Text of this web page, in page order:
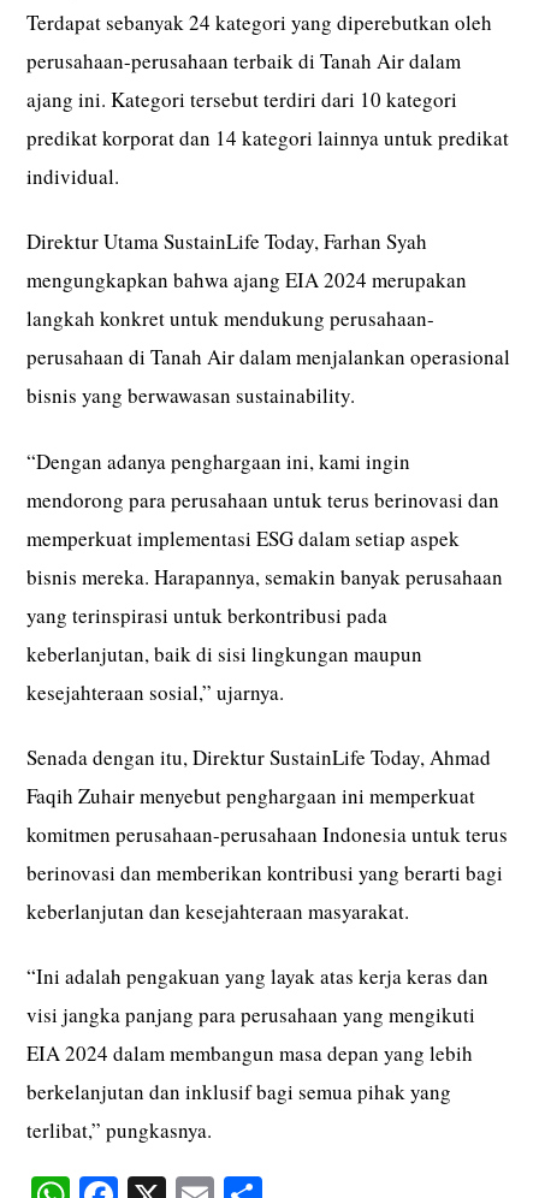
Terdapat sebanyak 24 kategori yang diperebutkan oleh
perusahaan-perusahaan terbaik di Tanah Air dalam
ajang ini. Kategori tersebut terdiri dari 10 kategori
predikat korporat dan 14 kategori lainnya untuk predikat
individual.
Direktur Utama SustainLife Today, Farhan Syah
mengungkapkan bahwa ajang EIA 2024 merupakan
langkah konkret untuk mendukung perusahaan-
perusahaan di Tanah Air dalam menjalankan operasional
bisnis yang berwawasan sustainability.
“Dengan adanya penghargaan ini, kami ingin
mendorong para perusahaan untuk terus berinovasi dan
memperkuat implementasi ESG dalam setiap aspek
bisnis mereka. Harapannya, semakin banyak perusahaan
yang terinspirasi untuk berkontribusi pada
keberlanjutan, baik di sisi lingkungan maupun
kesejahteraan sosial,” ujarnya.
Senada dengan itu, Direktur SustainLife Today, Ahmad
Faqih Zuhair menyebut penghargaan ini memperkuat
komitmen perusahaan-perusahaan Indonesia untuk terus
berinovasi dan memberikan kontribusi yang berarti bagi
keberlanjutan dan kesejahteraan masyarakat.
“Ini adalah pengakuan yang layak atas kerja keras dan
visi jangka panjang para perusahaan yang mengikuti
EIA 2024 dalam membangun masa depan yang lebih
berkelanjutan dan inklusif bagi semua pihak yang
terlibat,” pungkasnya.